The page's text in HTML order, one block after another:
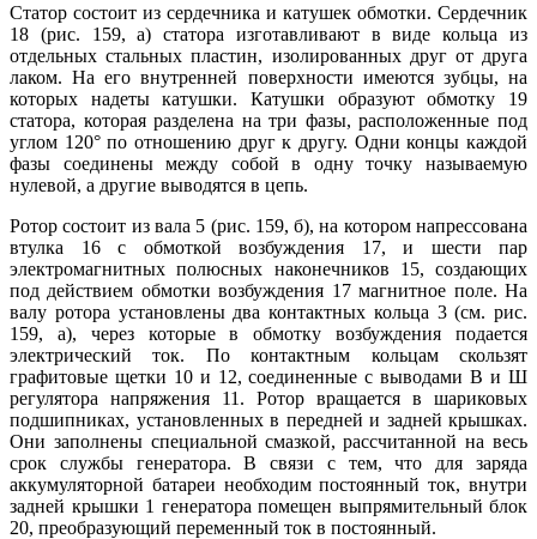
Статор состоит из сердечника и катушек обмотки. Сердечник
18 (рис. 159, а) статора изготавливают в виде кольца из
отдельных стальных пластин, изолированных друг от друга
лаком. На его внутренней поверхности имеются зубцы, на
которых надеты катушки. Катушки образуют обмотку 19
статора, которая разделена на три фазы, расположенные под
углом 120° по отношению друг к другу. Одни концы каждой
фазы соединены между собой в одну точку называемую
нулевой, а другие выводятся в цепь.
Ротор состоит из вала 5 (рис. 159, б), на котором напрессована
втулка 16 с обмоткой возбуждения 17, и шести пар
электромагнитных полюсных наконечников 15, создающих
под действием обмотки возбуждения 17 магнитное поле. На
валу ротора установлены два контактных кольца 3 (см. рис.
159, а), через которые в обмотку возбуждения подается
электрический ток. По контактным кольцам скользят
графитовые щетки 10 и 12, соединенные с выводами В и Ш
регулятора напряжения 11. Ротор вращается в шариковых
подшипниках, установленных в передней и задней крышках.
Они заполнены специальной смазкой, рассчитанной на весь
срок службы генератора. В связи с тем, что для заряда
аккумуляторной батареи необходим постоянный ток, внутри
задней крышки 1 генератора помещен выпрямительный блок
20, преобразующий переменный ток в постоянный.